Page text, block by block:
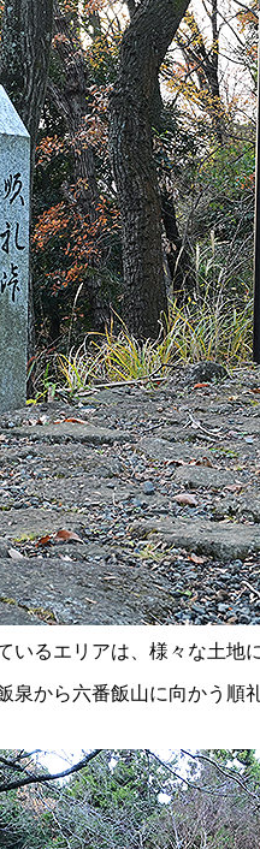
るエリアは、様々な土地
泉から六番飯山に向かう